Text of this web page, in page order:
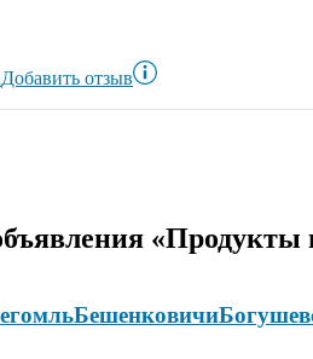
Добавить отзыв
«Продукты
Бешенковичи